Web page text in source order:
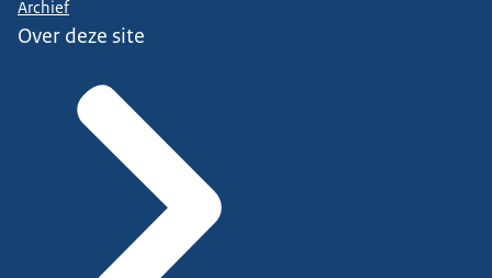
Archief
Over deze site